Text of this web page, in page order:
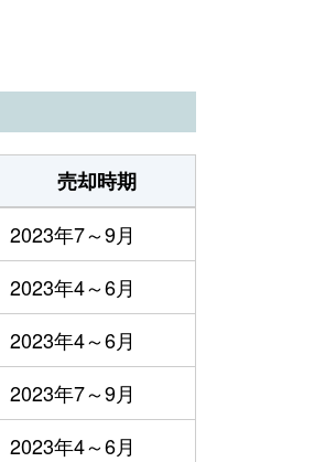
2023年4～6月
2023年4～6月
2023年1～3月
2023年4～6月
2023年1～3月
2023年4～6月
売却時期
2023年7～9月
2023年4～6月
2023年4～6月
2023年7～9月
2023年4～6月